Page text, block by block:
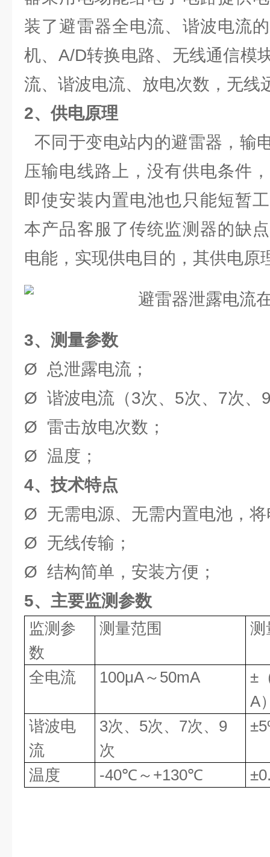
装了避雷器全电流、谐波电流
机、A/D转换电路、无线通信模
流、谐波电流、放电次数，无线
2、供电原理
不同于变电站内的避雷器，输
压输电线路上，没有供电条件
即使安装内置电池也只能短暂
本产品客服了传统监测器的缺
电能，实现供电目的，其供电原
3、测量参数
Ø 总泄露电流；
Ø 谐波电流（3次、5次、7次、
Ø 雷击放电次数；
Ø 温度；
4、技术特点
Ø 无需电源、无需内置电池，
Ø 无线传输；
Ø 结构简单，安装方便；
5、主要监测参数
监测参
数
测量范围 测
全电流 100μA～50mA
±
A
谐波电
流
3次、5次、7次、9
次
温度 -40℃～+130℃